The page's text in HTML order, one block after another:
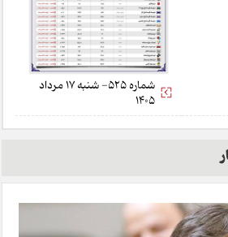
شماره 525- شنبه 17 مرداد
1405